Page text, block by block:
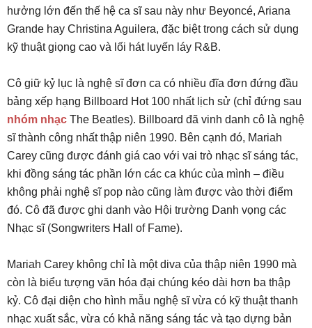
hưởng lớn đến thế hệ ca sĩ sau này như Beyoncé, Ariana
Grande hay Christina Aguilera, đặc biệt trong cách sử dụng
kỹ thuật giọng cao và lối hát luyến láy R&B.
Cô giữ kỷ lục là nghệ sĩ đơn ca có nhiều đĩa đơn đứng đầu
bảng xếp hạng Billboard Hot 100 nhất lịch sử (chỉ đứng sau
nhóm nhạc The Beatles). Billboard đã vinh danh cô là nghệ
sĩ thành công nhất thập niên 1990. Bên cạnh đó, Mariah
Carey cũng được đánh giá cao với vai trò nhạc sĩ sáng tác,
khi đồng sáng tác phần lớn các ca khúc của mình – điều
không phải nghệ sĩ pop nào cũng làm được vào thời điểm
đó. Cô đã được ghi danh vào Hội trường Danh vọng các
Nhạc sĩ (Songwriters Hall of Fame).
Mariah Carey không chỉ là một diva của thập niên 1990 mà
còn là biểu tượng văn hóa đại chúng kéo dài hơn ba thập
kỷ. Cô đại diện cho hình mẫu nghệ sĩ vừa có kỹ thuật thanh
nhạc xuất sắc, vừa có khả năng sáng tác và tạo dựng bản